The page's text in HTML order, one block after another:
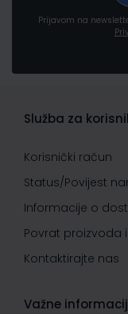
Prijavom na
Služba za
Korisnički račun
Status/Povijest
Informacije o
Povrat proizvoda
Kontaktirajte nas
Važne